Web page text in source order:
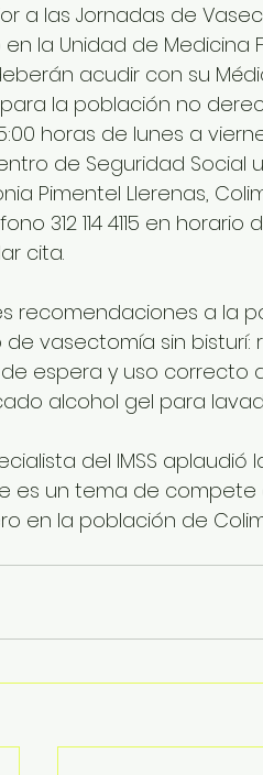
a las Jornadas de
la Unidad de Medicina
acudir con su
la población no
horas de lunes a
de Seguridad Social
Pimentel Llerenas,
312 114 4115 en
cita.
recomendaciones a la
vasectomía sin bisturí:
espera y uso correcto
alcohol gel para
del IMSS
es un tema de
en la población de